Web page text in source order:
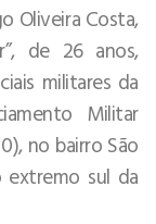
Oliveira Costa,
de 26 anos,
militares da
Militar
no bairro São
extremo sul da